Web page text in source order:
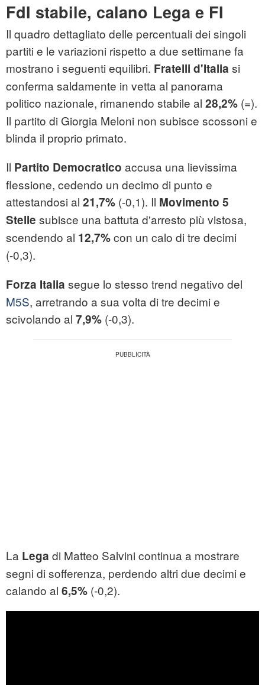
FdI stabile, calano Lega e FI
Il quadro dettagliato delle percentuali dei singoli
partiti e le variazioni rispetto a due settimane fa
mostrano i seguenti equilibri. Fratelli d'Italia si
conferma saldamente in vetta al panorama
politico nazionale, rimanendo stabile al 28,2% (=).
Il partito di Giorgia Meloni non subisce scossoni e
blinda il proprio primato.
Il Partito Democratico accusa una lievissima
flessione, cedendo un decimo di punto e
attestandosi al 21,7% (-0,1). Il Movimento 5
Stelle subisce una battuta d'arresto più vistosa,
scendendo al 12,7%con un calo di tre decimi
(-0,3).
Forza Italia segue lo stesso trend negativo del
M5S, arretrando a sua volta di tre decimi e
scivolando al 7,9% (-0,3).
La Lega di Matteo Salvini continua a mostrare
segni di sofferenza, perdendo altri due decimi e
calando al 6,5% (-0,2).